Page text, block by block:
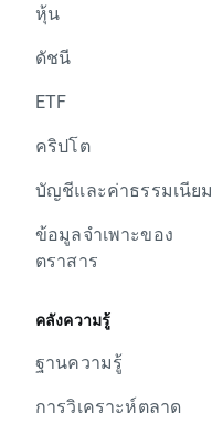
หุ้น
ดัชนี
ETF
คริปโต
บัญชีและค่าธรรมเนียม
ข้อมูลจำเพาะของ
ตราสาร
คลังความรู้
ฐานความรู้
การวิเคราะห์ตลาด